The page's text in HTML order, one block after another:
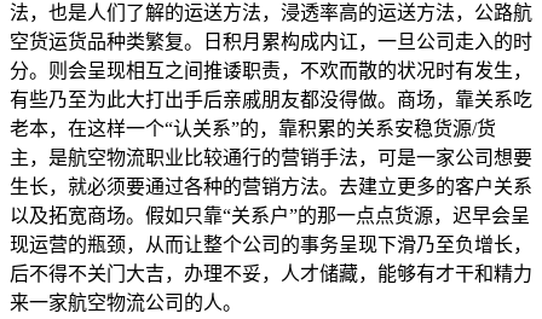
法，也是人们了解的运送方法，浸透率高的运送方法，公路航
空货运货品种类繁复。日积月累构成内讧，一旦公司走入的时
分。则会呈现相互之间推诿职责，不欢而散的状况时有发生，
有些乃至为此大打出手后亲戚朋友都没得做。商场，靠关系吃
老本，在这样一个“认关系”的，靠积累的关系安稳货源/货
主，是航空物流职业比较通行的营销手法，可是一家公司想要
生长，就必须要通过各种的营销方法。去建立更多的客户关系
以及拓宽商场。假如只靠“关系户”的那一点点货源，迟早会呈
现运营的瓶颈，从而让整个公司的事务呈现下滑乃至负增长，
后不得不关门大吉，办理不妥，人才储藏，能够有才干和精力
来一家航空物流公司的人。